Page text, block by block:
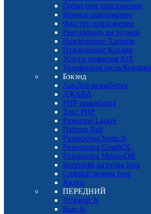
Гибридное приложение
Ионное приложение
Флаттер приложение
Реагировать на родной
Приложение Xamarin
Приложение Котлин
Услуги развития IOT
Телефонная щель/Кордова
Бэкэнд
Asp.Net-разработка
ДЖАВА
PHP-разработка
Торт PHP
Развитие Larave
Пайтон Веб
Разработка Node.Js
Разработка GraphQL
Разработка MongoDB
Весенняя загрузка Java
Спящий режим Java
Хадуп
ПЕРЕДНИЙ
Угловой Js
Вью Js